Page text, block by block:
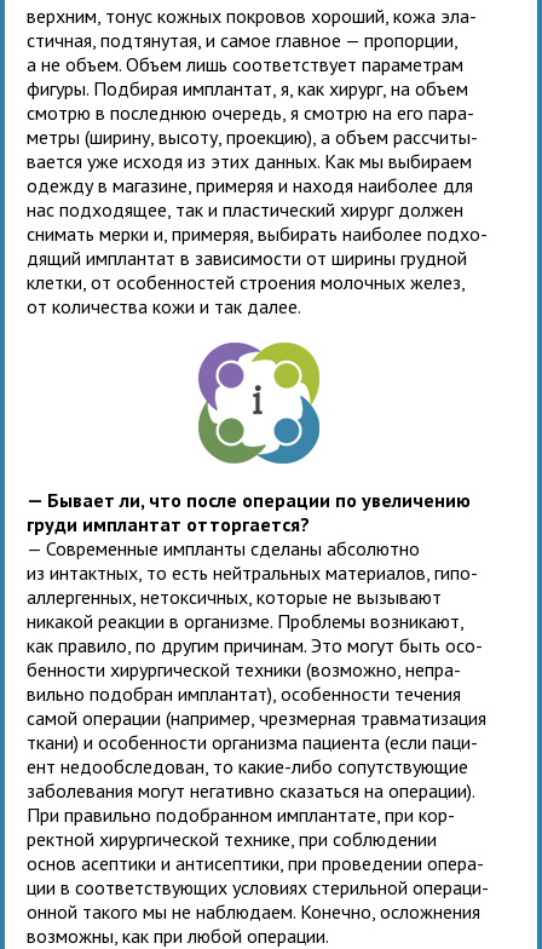
верх­ним, тонус кож­ных покро­вов хоро­ший, кожа эла­
стич­ная, под­тя­нутая, и самое глав­ное — про­пор­ции,
а не объем. Объем лишь соот­вет­ствует пара­мет­рам
фигуры. Подбирая имплан­тат, я, как хирург, на объем
смотрю в послед­нюю оче­редь, я смотрю на его пара­
метры (ширину, высоту, про­ек­цию), а объем рас­счи­ты­
ва­ется уже исходя из этих дан­ных. Как мы выби­раем
одежду в мага­зине, при­ме­ряя и находя наи­бо­лее для
нас под­хо­дя­щее, так и пла­сти­че­ский хирург дол­жен
сни­мать мерки и, при­ме­ряя, выби­рать наи­бо­лее под­хо­
дя­щий имплан­тат в зави­си­мо­сти от ширины груд­ной
клетки, от осо­бен­но­стей стро­е­ния молоч­ных желез,
от коли­чества кожи и так далее.
— Бывает ли, что после опе­ра­ции по уве­ли­че­нию
груди имплан­тат оттор­гается?
— Современные импланты сде­ланы абсо­лютно
из интакт­ных, то есть ней­траль­ных мате­ри­а­лов, гипо­
ал­лер­ген­ных, неток­сич­ных, кото­рые не вызы­вают
ника­кой реак­ции в орга­низме. Проблемы воз­ни­кают,
как пра­вило, по дру­гим при­чи­нам. Это могут быть осо­
бен­но­сти хирур­ги­че­ской тех­ники (воз­можно, непра­
вильно подо­бран имплан­тат), осо­бен­но­сти тече­ния
самой опе­ра­ции (напри­мер, чрез­мер­ная трав­ма­ти­за­ция
ткани) и осо­бен­но­сти орга­низма паци­ента (если паци­
ент недо­об­сле­до­ван, то какие-либо сопут­ству­ю­щие
заболе­ва­ния могут нега­тивно ска­заться на опе­ра­ции).
При пра­вильно подо­бран­ном имплан­тате, при кор­
рект­ной хирур­ги­че­ской тех­нике, при соблю­де­нии
основ асеп­тики и анти­сеп­тики, при про­ве­де­нии опе­ра­
ции в соот­вет­ству­ю­щих усло­виях сте­риль­ной опе­ра­ци­
он­ной такого мы не наблю­даем. Конечно, ослож­не­ния
воз­можны, как при любой операции.